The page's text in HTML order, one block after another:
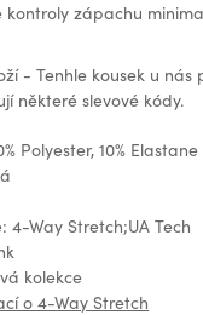
kontroly zápachu
- Tenhle kousek u
některé slevové kódy.
Polyester, 10% Elastane
4-Way Stretch;UA Tech
kolekce
o 4-Way Stretch